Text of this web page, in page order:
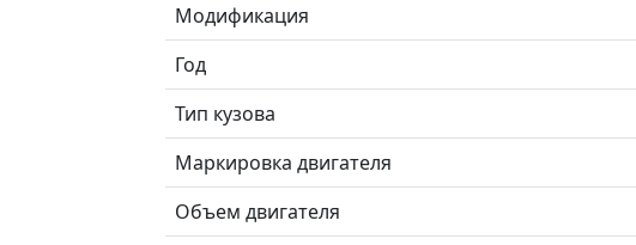
Модификация
Год
Тип кузова
Маркировка двигателя
Объем двигателя